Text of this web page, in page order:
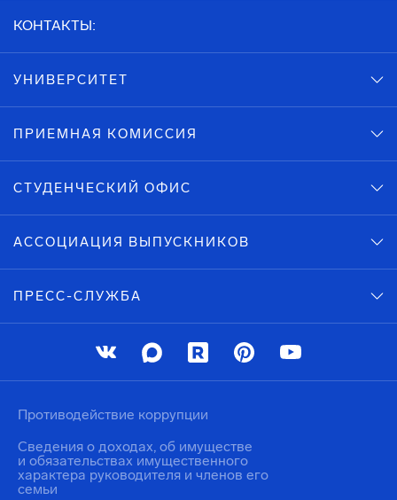
КОНТАКТЫ:
УНИВЕРСИТЕТ
ПРИЕМНАЯ КОМИССИЯ
СТУДЕНЧЕСКИЙ ОФИС
АССОЦИАЦИЯ ВЫПУСКНИКОВ
ПРЕСС-СЛУЖБА
Противодействие коррупции
Сведения о доходах, об имуществе
и обязательствах имущественного
характера руководителя и членов его
семьи